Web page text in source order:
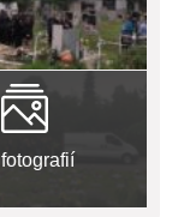
fotografií